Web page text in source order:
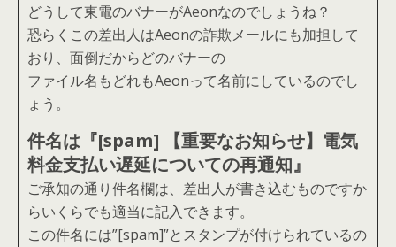
どうして東電のバナーがAeonなのでしょうね？
恐らくこの差出人はAeonの詐欺メールにも加担して
おり、面倒だからどのバナーの
ファイル名もどれもAeonって名前にしているのでし
ょう。
件名は『[spam] 【重要なお知らせ】電気
料金支払い遅延についての再通知』
ご承知の通り件名欄は、差出人が書き込むものですか
らいくらでも適当に記入できます。
この件名には”[spam]”とスタンプが付けられているの